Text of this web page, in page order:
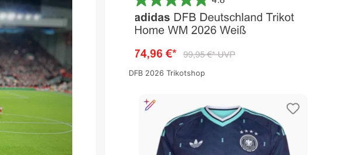
DFB 2026 Trikotshop